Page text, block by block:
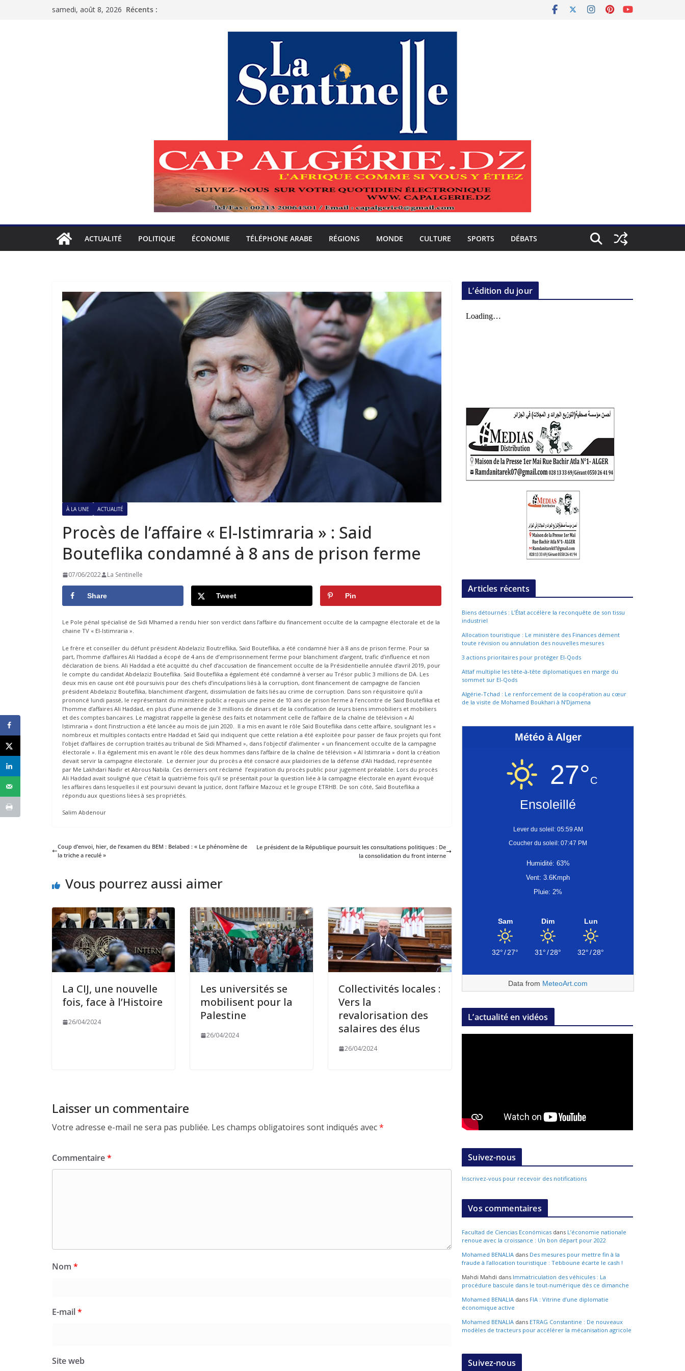
samedi, août 8, 2026 Récents :
ACTUALITÉ POLITIQUE ÉCONOMIE TÉLÉPHONE ARABE RÉGIONS MONDE CULTURE SPORTS DÉBATS
À LA UNE ACTUALITÉ
Procès de l’affaire « El-Istimraria » : Said
Bouteflika condamné à 8 ans de prison ferme
07/06/2022 La Sentinelle
Share Tweet Pin
Le Pole pénal spécialisé de Sidi Mhamed a rendu hier son verdict dans l’affaire du financement occulte de la campagne électorale et de la
chaine TV « El-Istimraria ».
Le frère et conseiller du défunt président Abdelaziz Boutreflika, Said Bouteflika, a été condamné hier à 8 ans de prison ferme. Pour sa
part, l’homme d’affaires Ali Haddad a écopé de 4 ans de d’emprisonnement ferme pour blanchiment d’argent, trafic d’influence et non
déclaration de biens. Ali Haddad a été acquitté du chef d’accusation de financement occulte de la Présidentielle annulée d’avril 2019, pour
le compte du candidat Abdelaziz Bouteflika. Saïd Bouteflika a également été condamné à verser au Trésor public 3 millions de DA. Les
deux mis en cause ont été poursuivis pour des chefs d’inculpations liés à la corruption, dont financement de campagne de l’ancien
président Abdelaziz Bouteflika, blanchiment d’argent, dissimulation de faits liés au crime de corruption. Dans son réquisitoire qu’il a
prononcé lundi passé, le représentant du ministère public a requis une peine de 10 ans de prison ferme à l’encontre de Said Bouteflika et
l’homme d’affaires Ali Haddad, en plus d’une amende de 3 millions de dinars et de la confiscation de leurs biens immobiliers et mobiliers
et des comptes bancaires. Le magistrat rappelle la genèse des faits et notamment celle de l’affaire de la chaîne de télévision « Al
Istimraria » dont l’instruction a été lancée au mois de juin 2020. Il a mis en avant le rôle Saïd Bouteflika dans cette affaire, soulignant les «
nombreux et multiples contacts entre Haddad et Saïd qui indiquent que cette relation a été exploitée pour passer de faux projets qui font
l’objet d’affaires de corruption traités au tribunal de Sidi M’hamed », dans l’objectif d’alimenter « un financement occulte de la campagne
électorale ». Il a également mis en avant le rôle des deux hommes dans l’affaire de la chaîne de télévision « Al Istimraria » dont la création
devait servir la campagne électorale. Le dernier jour du procès a été consacré aux plaidoiries de la défense d’Ali Haddad, représentée
par Me Lakhdari Nadir et Abrous Nabila. Ces derniers ont réclamé l’expiration du procès public pour jugement préalable. Lors du procès
Ali Haddad avait souligné que c’était la quatrième fois qu’il se présentait pour la question liée à la campagne électorale en ayant évoqué
les affaires dans lesquelles il est poursuivi devant la justice, dont l’affaire Mazouz et le groupe ETRHB. De son côté, Saïd Bouteflika a
répondu aux questions liées à ses propriétés.
Salim Abdenour
Coup d’envoi, hier, de l’examen du BEM : Belabed : « Le phénomène de
la triche a reculé »
Le président de la République poursuit les consultations politiques : De
la consolidation du front interne
Vous pourrez aussi aimer
La CIJ, une nouvelle
fois, face à l’Histoire
26/04/2024
Les universités se
mobilisent pour la
Palestine
26/04/2024
Collectivités locales :
Vers la
revalorisation des
salaires des élus
26/04/2024
Laisser un commentaire
Votre adresse e-mail ne sera pas publiée. Les champs obligatoires sont indiqués avec*
Commentaire*
Nom *
E-mail*
Site web
L’édition du jour
Articles récents
Biens détournés : L’État accélère la reconquête de son tissu
industriel
Allocation touristique : Le ministère des Finances dément
toute révision ou annulation des nouvelles mesures
3 actions prioritaires pour protéger El-Qods
Attaf multiplie les tête-à-tête diplomatiques en marge du
sommet sur El-Qods
Algérie-Tchad : Le renforcement de la coopération au cœur
de la visite de Mohamed Boukhari à N’Djamena
Météo à Alger
27°C
Ensoleillé
Lever du soleil: 05:59 AM
Coucher du soleil: 07:47 PM
Humidité: 63%
Vent: 3.6Kmph
Pluie: 2%
Sam
32°/27°
Dim
31°/28°
Lun
32°/28°
Data from MeteoArt.com
L’actualité en vidéos
Suivez-nous
Inscrivez-vous pour recevoir des notifications
Vos commentaires
Facultad de Ciencias Económicas dans L’économie nationale
renoue avec la croissance : Un bon départ pour 2022
Mohamed BENALIA dans Des mesures pour mettre fin à la
fraude à l’allocation touristique : Tebboune écarte le cash !
Mahdi Mahdi dans Immatriculation des véhicules : La
procédure bascule dans le tout-numérique dès ce dimanche
Mohamed BENALIA dans FIA : Vitrine d’une diplomatie
économique active
Mohamed BENALIA dans ETRAG Constantine : De nouveaux
modèles de tracteurs pour accélérer la mécanisation agricole
Suivez-nous